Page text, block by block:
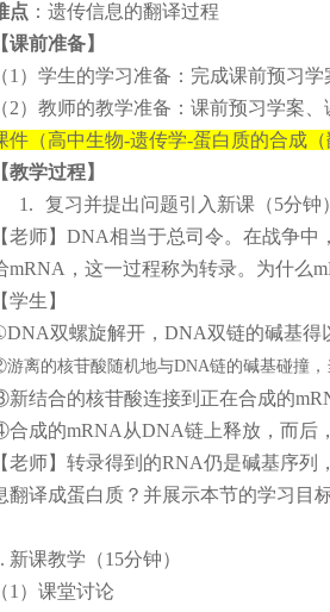
点 ：遗传信息的翻译过程
【课前准备】
（1）学生的学习准备：完成课前预习
（2）教师的教学准备：课前预习学案
件（高中生物-遗传学-蛋白质的合成（
【教学过程】
1.
复习并提出问题引入新课（5分钟）
【老师】DNA相当于总司令。在战争
mRNA，这一过程称为转录。为什么
【学生】
双螺旋解开，DNA双链的碱基得
离的核苷酸随机地与DNA链的碱基碰撞，
结合的核苷酸连接到正在合成的
成的mRNA从DNA链上释放，而后
【老师】转录得到的RNA仍是碱基序
翻译成蛋白质？并展示本节的学习目标
新课教学（15分钟）
（1）课堂讨论